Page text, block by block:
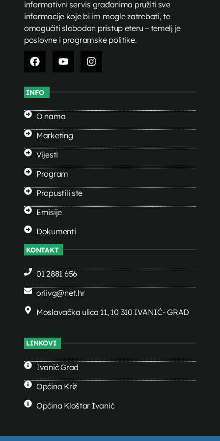
informativni servis građanima pružiti sve
informacije koje bi im mogle zatrebati, te
omogućiti slobodan pristup eteru – temelj je
poslovne i programske politike.
INFO
O nama
Marketing
Vijesti
Program
Propustili ste
Emisije
Dokumenti
KONTAKT
01 2881 656
oriivg@net.hr
Moslavačka ulica 11, 10 310 IVANIĆ- GRAD
LINKOVI
Ivanić Grad
Općina Križ
Općina Kloštar Ivanić